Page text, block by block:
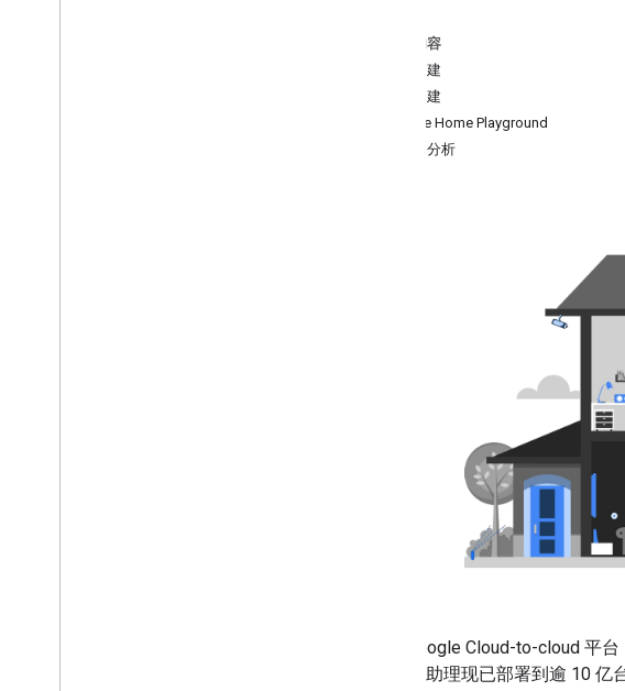
本页内容
为何构建
如何构建
Google Home Playground
调试和分析
通过 Google Cloud-to-cloud 平台
Google 助理现已部署到逾 10